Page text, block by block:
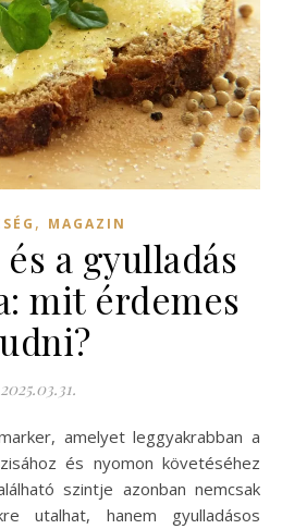
, MAGAZIN
a gyulladás
mit érdemes
2025.03.31.
és nyomon követéséhez
szintje azonban nemcsak
utalhat, hanem gyulladásos